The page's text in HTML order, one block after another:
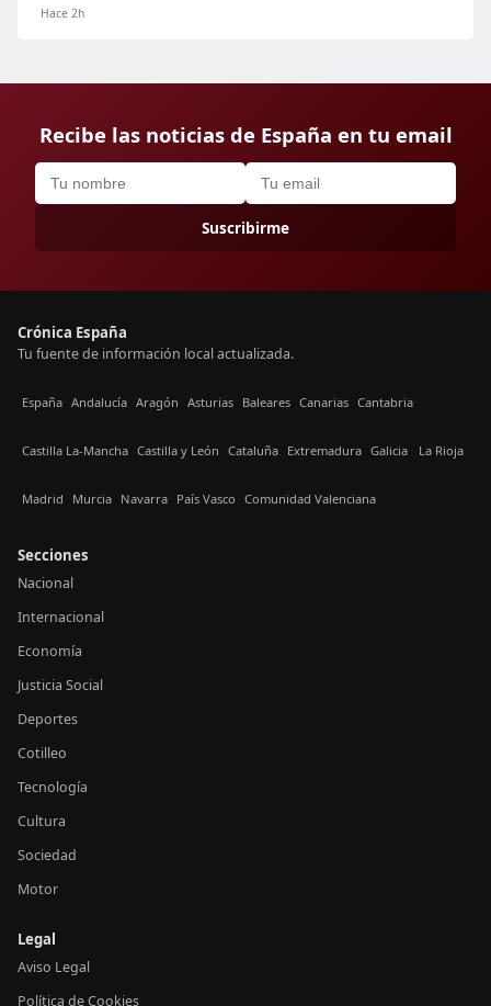
Hace 2h
Recibe las noticias de España en tu email
Suscribirme
Crónica España
Tu fuente de información local actualizada.
España Andalucía Aragón Asturias Baleares Canarias Cantabria
Castilla La-Mancha Castilla y León Cataluña Extremadura Galicia La Rioja
Madrid Murcia Navarra País Vasco Comunidad Valenciana
Secciones
Nacional
Internacional
Economía
Justicia Social
Deportes
Cotilleo
Tecnología
Cultura
Sociedad
Motor
Legal
Aviso Legal
Política de Cookies